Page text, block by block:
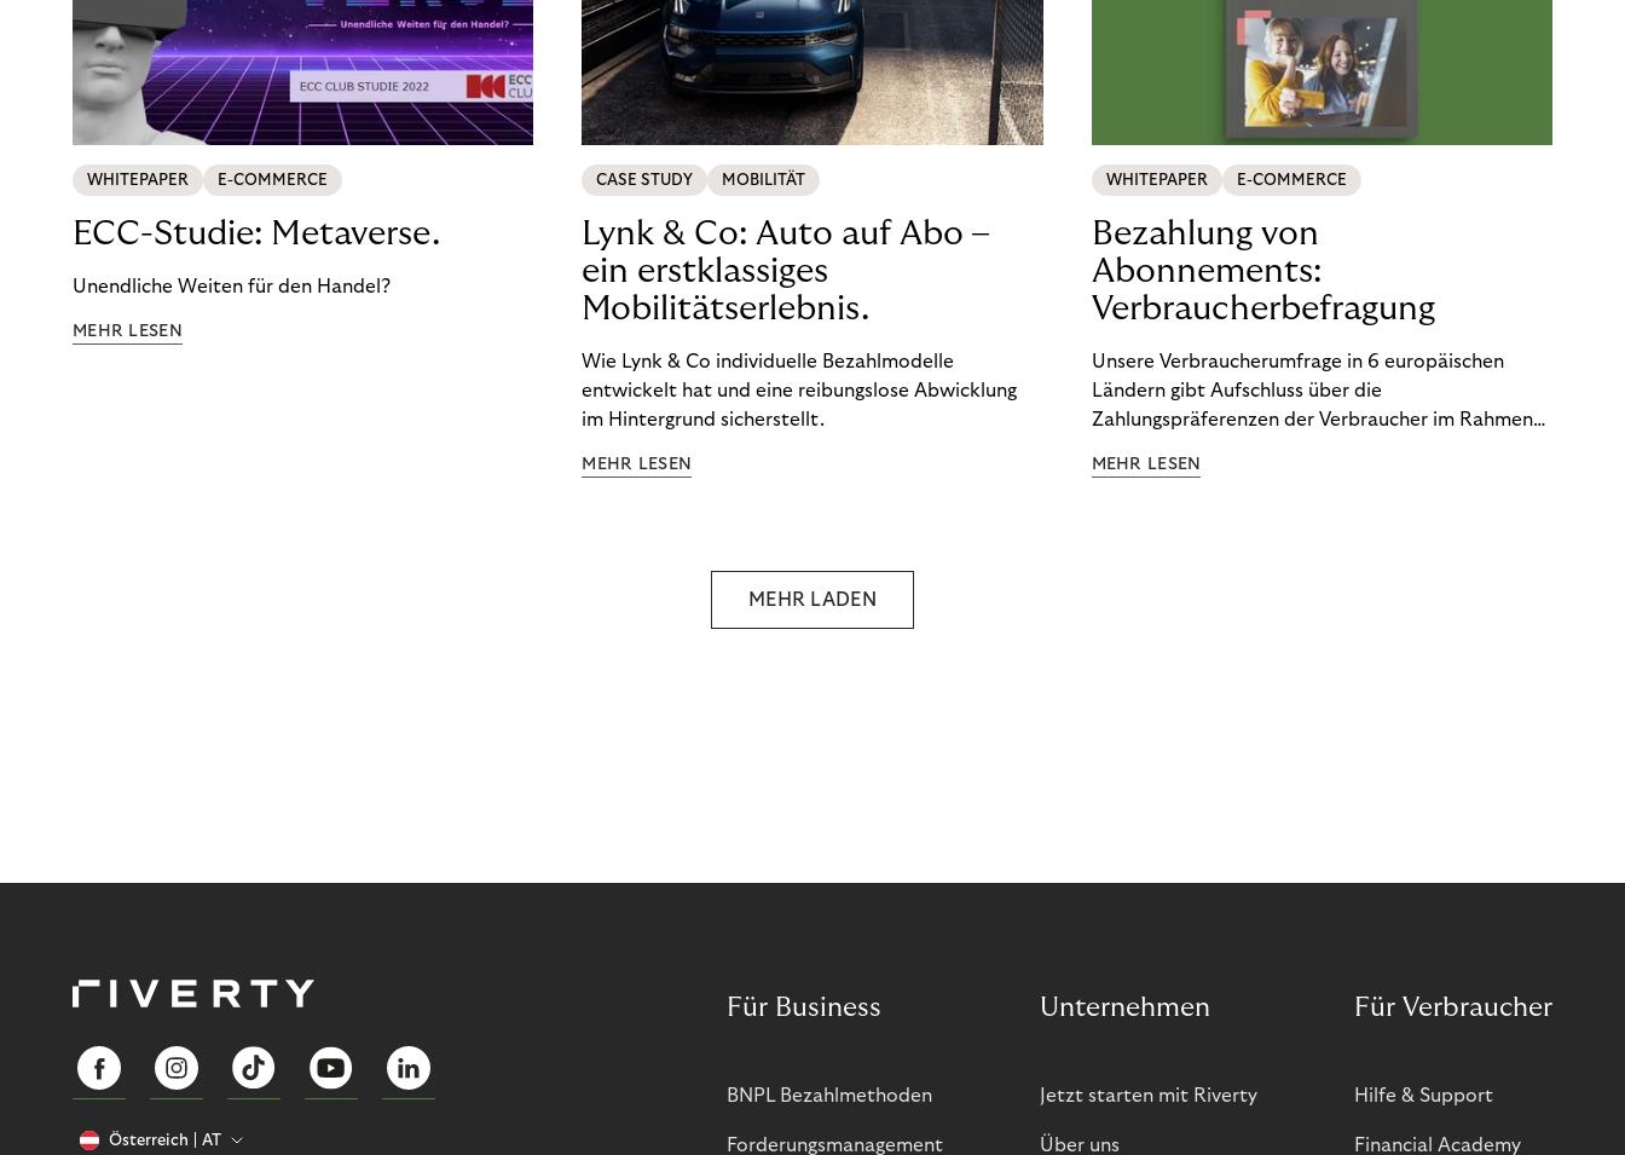
WHITEPAPER E-COMMERCE
ECC-Studie: Metaverse.
Unendliche Weiten für den Handel?
MEHR LESEN
CASE STUDY MOBILITÄT
Lynk & Co: Auto auf Abo –
ein erstklassiges
Mobilitätserlebnis.
Wie Lynk & Co individuelle Bezahlmodelle
entwickelt hat und eine reibungslose Abwicklung
im Hintergrund sicherstellt.
MEHR LESEN
WHITEPAPER E-COMMERCE
Bezahlung von
Abonnements:
Verbraucherbefragung
Unsere Verbraucherumfrage in 6 europäischen
Ländern gibt Aufschluss über die
Zahlungspräferenzen der Verbraucher im Rahmen
Ergebnisse, um zu erfahren, wie Sie
MEHR LESEN
MEHR LADEN
Österreich AT
Für Business
BNPL Bezahlmethoden
Forderungsmanagement
Unternehmen
Jetzt starten mit Riverty
Über uns
Für Verbraucher
Hilfe & Support
Financial Academy